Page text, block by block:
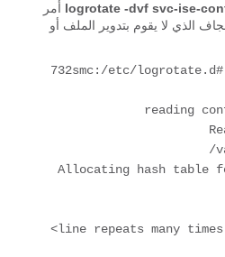
logrotate -dvf svc-ise- أمر
الذي لا يقوم بتدوير الملف أو
732smc:/etc/logrotate.d#
reading
/
Allocating hash